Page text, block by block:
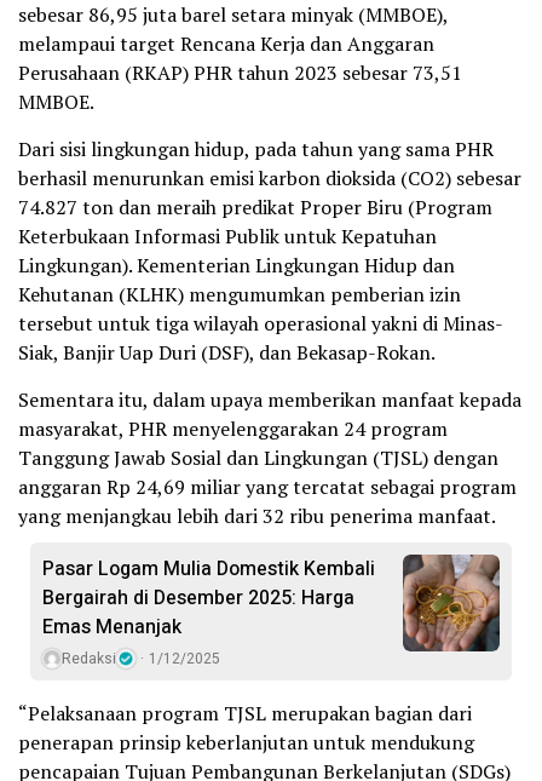
sebesar 86,95 juta barel setara minyak (MMBOE),
melampaui target Rencana Kerja dan Anggaran
Perusahaan (RKAP) PHR tahun 2023 sebesar 73,51
MMBOE.
Dari sisi lingkungan hidup, pada tahun yang sama PHR
berhasil menurunkan emisi karbon dioksida (CO2) sebesar
74.827 ton dan meraih predikat Proper Biru (Program
Keterbukaan Informasi Publik untuk Kepatuhan
Lingkungan). Kementerian Lingkungan Hidup dan
Kehutanan (KLHK) mengumumkan pemberian izin
tersebut untuk tiga wilayah operasional yakni di Minas-
Siak, Banjir Uap Duri (DSF), dan Bekasap-Rokan.
Sementara itu, dalam upaya memberikan manfaat kepada
masyarakat, PHR menyelenggarakan 24 program
Tanggung Jawab Sosial dan Lingkungan (TJSL) dengan
anggaran Rp 24,69 miliar yang tercatat sebagai program
yang menjangkau lebih dari 32 ribu penerima manfaat.
Pasar Logam Mulia Domestik Kembali
Bergairah di Desember 2025: Harga
Emas Menanjak
Redaksi 1/12/2025
“Pelaksanaan program TJSL merupakan bagian dari
penerapan prinsip keberlanjutan untuk mendukung
pencapaian Tujuan Pembangunan Berkelanjutan (SDGs)